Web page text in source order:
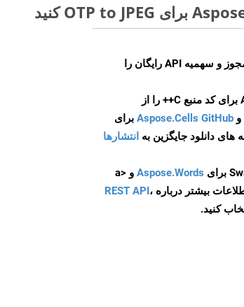
ایجاد کنید تا جزئیات مجوز و سهمیه API رایگان را
و Aspose.Cells GitHub برای
انتشارها
Aspose.Words
و <a
REST API،